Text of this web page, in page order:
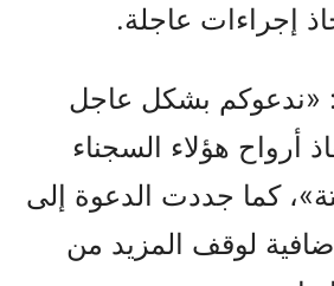
إجراءات عاجلة.
«ندعوكم بشكل عاجل
أرواح هؤلاء السجناء
كما جددت الدعوة إلى
لوقف المزيد من